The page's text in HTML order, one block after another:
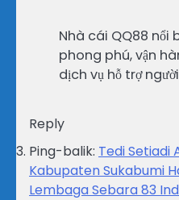
Nhà cái QQ88 nổi
phong phú, vận
dịch vụ hỗ trợ
Reply
Ping-balik: Tedi Setiadi
Kabupaten Sukabumi
Lembaga Sebara 83